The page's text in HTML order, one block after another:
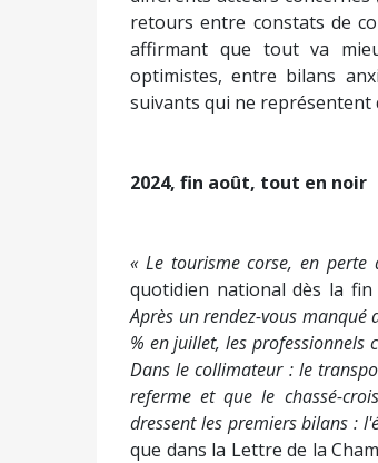
retours entre constats de
affirmant que tout va
optimistes, entre bilans
suivants qui ne représentent
2024, fin août, tout en noir
« Le tourisme corse, en perte
quotidien national dès la fin
Après un rendez-vous manqué
% en juillet, les professionnels
Dans le collimateur : le
referme et que le chassé-
dressent les premiers bilans :
que dans la Lettre de la